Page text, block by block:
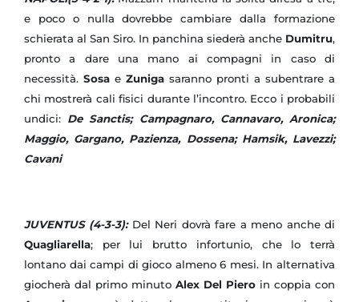
e poco o nulla dovrebbe cambiare dalla formazione
schierata al San Siro. In panchina siederà anche Dumitru,
pronto a dare una mano ai compagni in caso di
necessità. Sosa e Zuniga saranno pronti a subentrare a
chi mostrerà cali fisici durante l’incontro. Ecco i probabili
undici: De Sanctis; Campagnaro, Cannavaro, Aronica;
Maggio, Gargano, Pazienza, Dossena; Hamsik, Lavezzi;
Cavani
JUVENTUS (4-3-3):Del Neri dovrà fare a meno anche di
Quagliarella; per lui brutto infortunio, che lo terrà
lontano dai campi di gioco almeno 6 mesi. In alternativa
giocherà dal primo minuto Alex Del Piero in coppia con